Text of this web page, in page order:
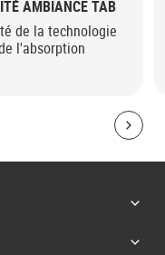
AMBIANCE TAB
de la technologie
l'absorption